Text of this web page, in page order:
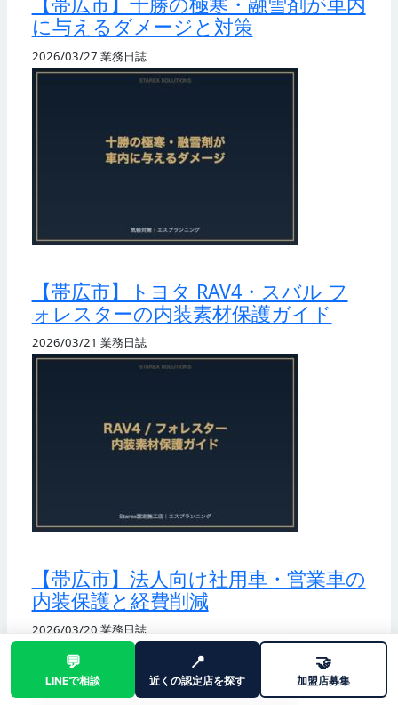
に与えるダメージと対策
2026/03/27 業務日誌
【帯広市】トヨタ RAV4・スバル フ
ォレスターの内装素材保護ガイド
2026/03/21 業務日誌
【帯広市】法人向け社用車・営業車の
内装保護と経費削減
2026/03/20 業務日誌
💬
LINEで相談
📍
近くの認定店を探す
🤝
加盟店募集